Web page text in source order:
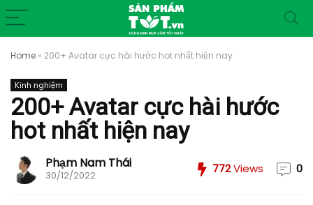
Home » 200+ Avatar cực hài hước hot nhất hiện nay
Kinh nghiệm
200+ Avatar cực hài hước
hot nhất hiện nay
Phạm Nam Thái
30/12/2022 772Views 0